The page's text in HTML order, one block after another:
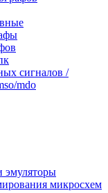
сигналов /
mdo
эмуляторы
микросхем